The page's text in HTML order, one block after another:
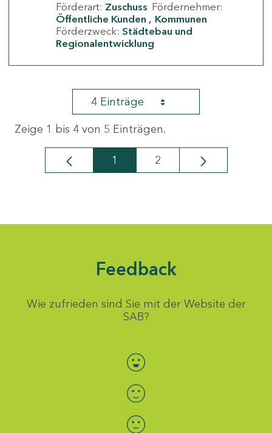
Förderart: Zuschuss Fördernehmer:
Öffentliche Kunden
Kommunen
Förderzweck: Städtebau und
Regionalentwicklung
4 Einträge
Zeige 1 bis 4 von 5 Einträgen.
Seite
1 Seite
2
Feedback
Wie zufrieden sind Sie mit der Website der
SAB?
Bewertung auswählen